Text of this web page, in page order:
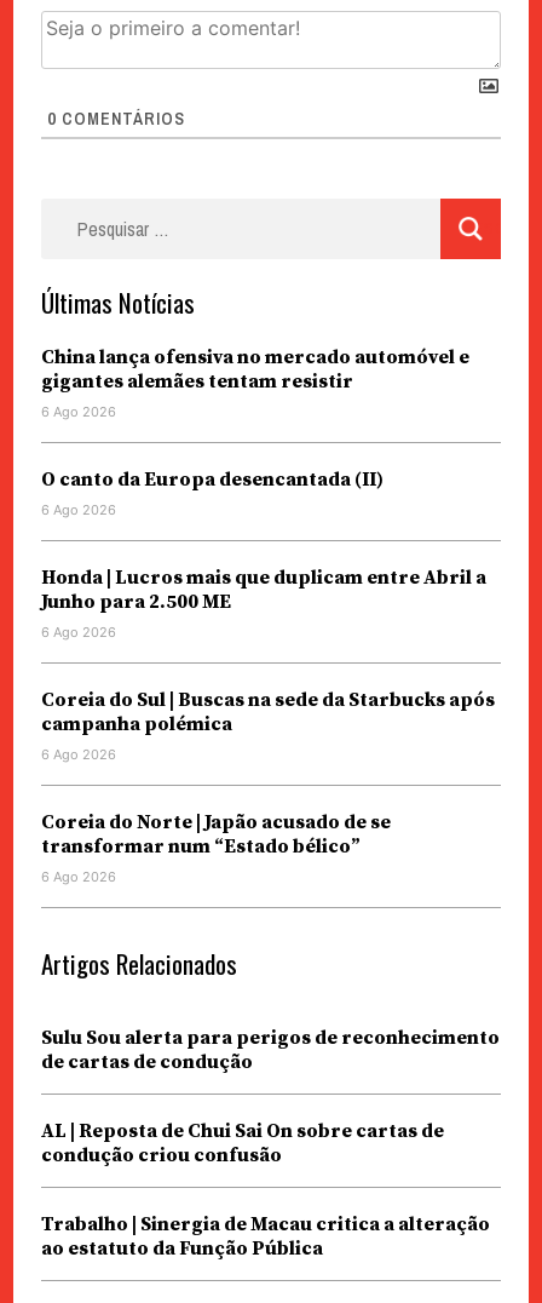
0 COMENTÁRIOS
Últimas Notícias
China lança ofensiva no mercado automóvel e
gigantes alemães tentam resistir
6 Ago 2026
O canto da Europa desencantada (II)
6 Ago 2026
Honda | Lucros mais que duplicam entre Abril a
Junho para 2.500 ME
6 Ago 2026
Coreia do Sul | Buscas na sede da Starbucks após
campanha polémica
6 Ago 2026
Coreia do Norte | Japão acusado de se
transformar num “Estado bélico”
6 Ago 2026
Artigos Relacionados
Sulu Sou alerta para perigos de reconhecimento
de cartas de condução
AL | Reposta de Chui Sai On sobre cartas de
condução criou confusão
Trabalho | Sinergia de Macau critica a alteração
ao estatuto da Função Pública